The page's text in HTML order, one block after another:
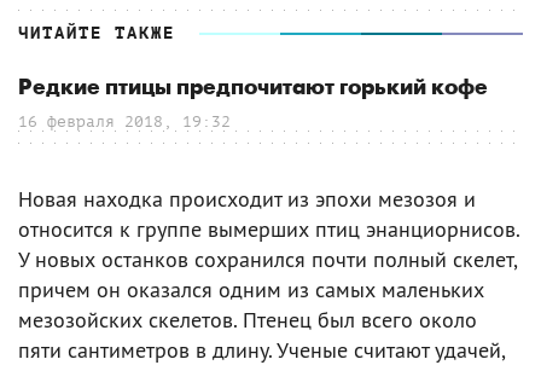
ЧИТАЙТЕ ТАКЖЕ
Редкие птицы предпочитают горький кофе
16 февраля 2018, 19:32
Новая находка происходит из эпохи мезозоя и
относится к группе вымерших птиц энанциорнисов.
У новых останков сохранился почти полный скелет,
причем он оказался одним из самых маленьких
мезозойских скелетов. Птенец был всего около
пяти сантиметров в длину. Ученые считают удачей,